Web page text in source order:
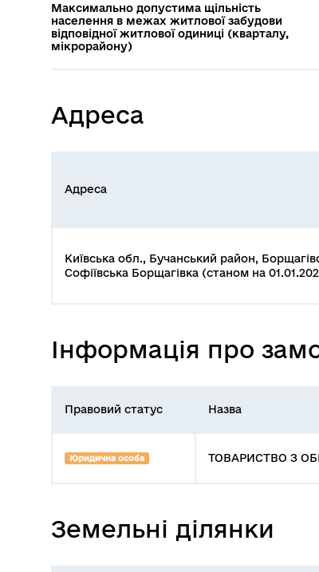
Максимально допустима щільність
населення в межах житлової забудови
відповідної житлової одиниці (кварталу,
мікрорайону)
Адреса
Адреса
Київська обл., Бучанський район,
Софіївська Борщагівка (станом на
Інформація про
Правовий статус Назва
Юридична особа ТОВАРИСТВО З
Земельні ділянки